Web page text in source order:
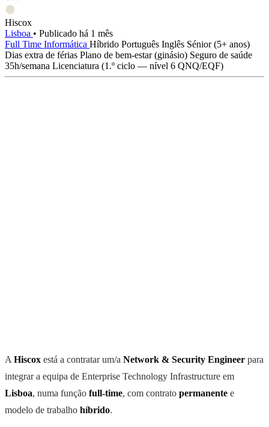
Hiscox
Lisboa • Publicado há 1 mês
Full Time Informática Híbrido Português Inglês Sénior (5+ anos)
Dias extra de férias Plano de bem-estar (ginásio) Seguro de saúde
35h/semana Licenciatura (1.º ciclo — nível 6 QNQ/EQF)
A Hiscox está a contratar um/a Network & Security Engineer para
integrar a equipa de Enterprise Technology Infrastructure em
Lisboa, numa função full-time, com contrato permanente e
modelo de trabalho híbrido.